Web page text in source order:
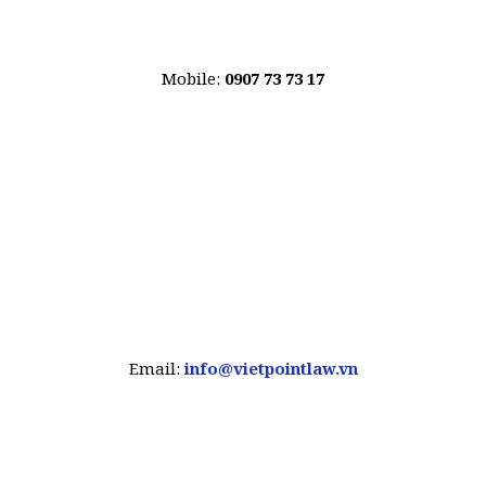
Mobile: 0907 73 73 17
Email:info@vietpointlaw.vn